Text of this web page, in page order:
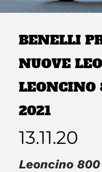
BENELLI
NUOVE
2021
13.11.20
Leoncino 800